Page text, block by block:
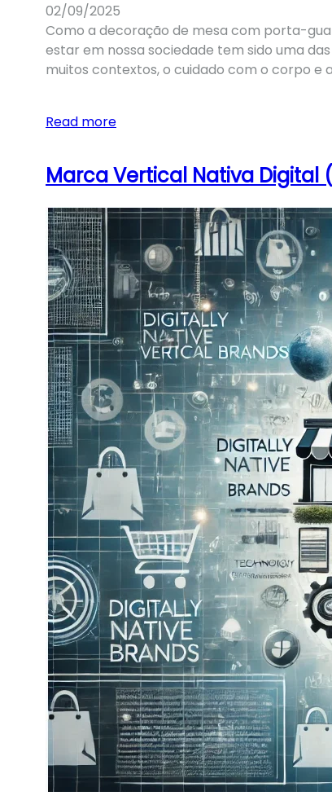
02/09/2025
Como a decoração de mesa com porta-
estar em nossa sociedade tem sido uma
muitos contextos, o cuidado com o corpo e
Read more
Marca Vertical Nativa Digital